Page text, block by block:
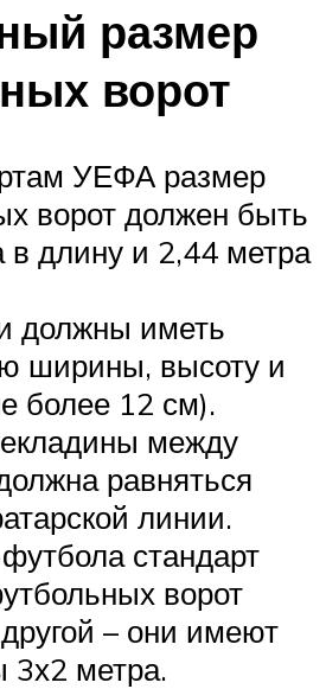
размер
ворот
УЕФА размер
ворот должен быть
в длину и 2,44 метра
должны иметь
ширины, высоту и
более 12 см).
между
равняться
линии.
стандарт
ворот
– они имеют
3х2 метра.